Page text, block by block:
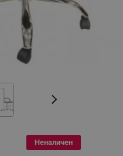
Неналичен